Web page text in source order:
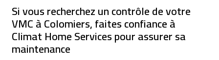
Si vous recherchez un contrôle de votre
VMC à Colomiers, faites confiance à
Climat Home Services pour assurer sa
maintenance